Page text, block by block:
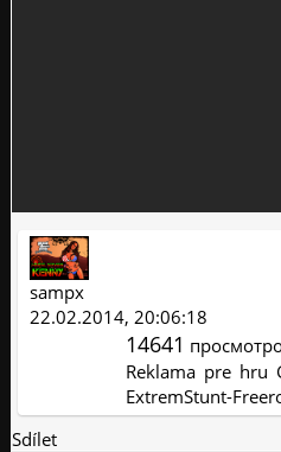
sampx
22.02.2014, 20:06:18
14641
Reklama pre hru
ExtremStunt-
Sdílet